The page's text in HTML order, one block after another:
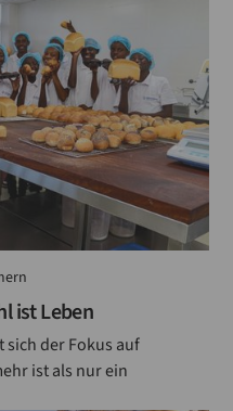
ist Leben
sich der Fokus auf
ist als nur ein